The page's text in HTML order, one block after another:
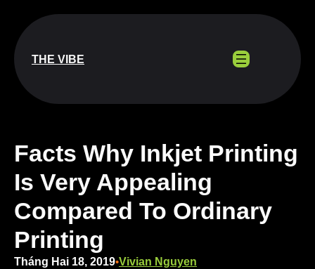
phần
dung
THE VIBE
Facts Why Inkjet Printing
Is Very Appealing
Compared To Ordinary
Printing
Tháng Hai 18, 2019•Vivian Nguyen